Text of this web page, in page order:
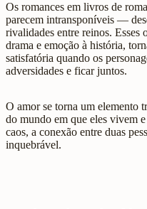
Os romances em livros de
parecem intransponíveis —
rivalidades entre reinos. Esses
drama e emoção à história,
satisfatória quando os
adversidades e ficar juntos.
O amor se torna um elemento
do mundo em que eles vivem
caos, a conexão entre duas
inquebrável.